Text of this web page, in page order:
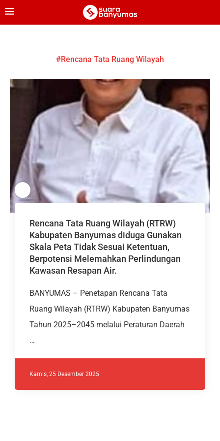
#Rencana Tata Ruang Wilayah
Rencana Tata Ruang Wilayah (RTRW)
Kabupaten Banyumas diduga Gunakan
Skala Peta Tidak Sesuai Ketentuan,
Berpotensi Melemahkan Perlindungan
Kawasan Resapan Air.
BANYUMAS – Penetapan Rencana Tata
Ruang Wilayah (RTRW) Kabupaten Banyumas
Tahun 2025–2045 melalui Peraturan Daerah
…
Kamis, 25 Desember 2025